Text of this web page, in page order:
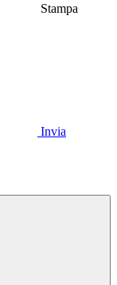
Stampa
Invia